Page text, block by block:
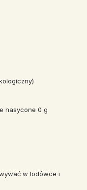
nasycone 0 g
w lodówce i